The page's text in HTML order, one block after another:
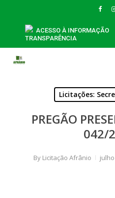
ACESSO À INFORMAÇÃO
TRANSPARÊNCIA
Licitações:
PREGÃO
042/
By Licitação Afrânio